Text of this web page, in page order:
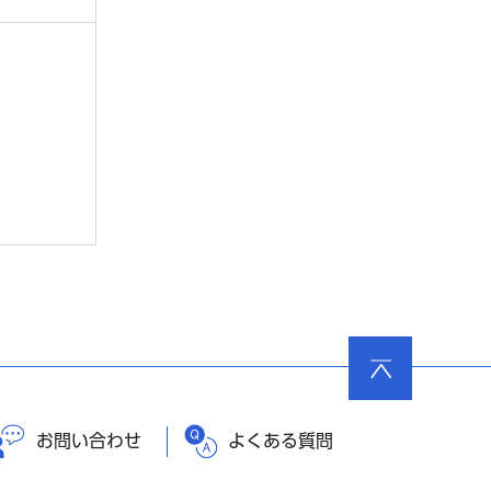
お問い合わせ よくある質問
の先頭
へ戻る